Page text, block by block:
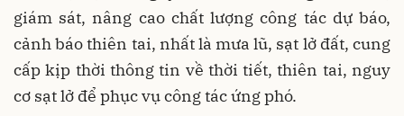
giám sát, nâng cao chất lượng công tác dự báo,
cảnh báo thiên tai, nhất là mưa lũ, sạt lở đất, cung
cấp kịp thời thông tin về thời tiết, thiên tai, nguy
cơ sạt lở để phục vụ công tác ứng phó.